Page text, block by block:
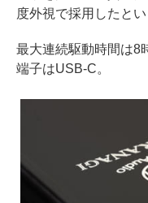
度外視で採用したとい
最大連続駆動時間は8
端子はUSB-C。